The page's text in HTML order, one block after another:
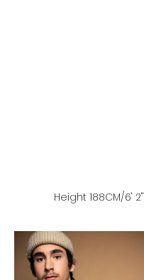
Height 188CM/6' 2''